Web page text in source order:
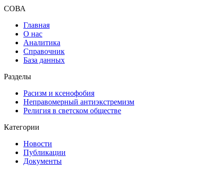
СОВА
Главная
О нас
Аналитика
Справочник
База данных
Разделы
Расизм и ксенофобия
Неправомерный антиэкстремизм
Религия в светском обществе
Категории
Новости
Публикации
Документы